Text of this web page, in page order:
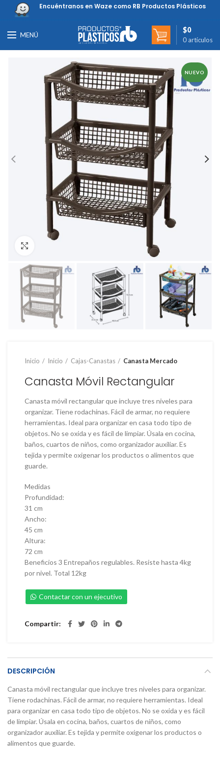
Encuéntranos en Waze como RB Productos Plásticos
MENÚ
0 artículos
$0
NUEVO
Inicio Inicio Cajas-Canastas Canasta Mercado
Canasta Móvil Rectangular
Canasta móvil rectangular que incluye tres niveles para
organizar. Tiene rodachinas. Fácil de armar, no requiere
herramientas. Ideal para organizar en casa todo tipo de
objetos. No se oxida y es fácil de limpiar. Úsala en cocina,
baños, cuartos de niños, como organizador auxiliar. Es
tejida y permite oxigenar los productos o alimentos que
guarde.
Medidas
Profundidad:
31 cm
Ancho:
45 cm
Altura:
72 cm
Beneficios 3 Entrepaños regulables. Resiste hasta 4kg
por nivel. Total 12kg
Contactar con un ejecutivo
Compartir
DESCRIPCIÓN
Canasta móvil rectangular que incluye tres niveles para organizar.
Tiene rodachinas. Fácil de armar, no requiere herramientas. Ideal
para organizar en casa todo tipo de objetos. No se oxida y es fácil
de limpiar. Úsala en cocina, baños, cuartos de niños, como
organizador auxiliar. Es tejida y permite oxigenar los productos o
alimentos que guarde.